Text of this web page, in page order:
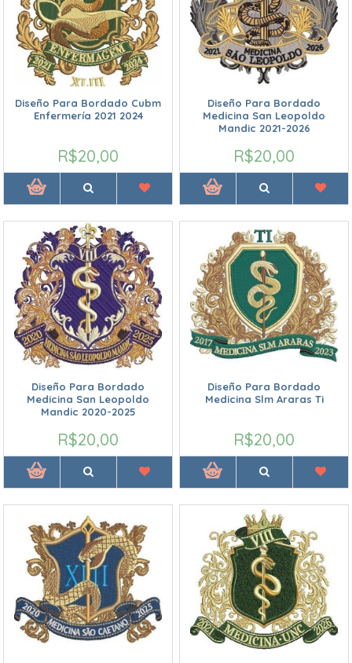
Diseño Para Bordado Cubm
Enfermería 2021 2024
R$20,00
Diseño Para Bordado
Medicina San Leopoldo
Mandic 2021-2026
R$20,00
Diseño Para Bordado
Medicina San Leopoldo
Mandic 2020-2025
R$20,00
Diseño Para Bordado
Medicina Slm Araras Ti
R$20,00